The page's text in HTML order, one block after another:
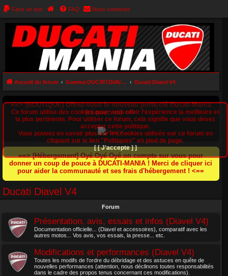
Faire un don FAQ Nous contacter
Accueil du forum Gamme DUCATI DIAVEL (Diavel 1200 / Diavel 1260 / XDiavel 1260 / Diavel V4) Ducati Diavel V4
==> [BOUTIQUE] Offrez-vous le nouveau porte-clé Ducati-Mania
(cliquez ici) <==
==> [Hébergement] Oyé Oyé Oyé on compte sur vous pour
donner un coup de pouce à DUCATI-MANIA ! Merci de cliquer ici
pour aider la communauté et ses frais d'hébergement ! <==
Ducati Diavel V4
Forum
Présentation, avis, essais et infos (Diavel V4)
Documentation officielle... (Diavel et accessoires), comparatif avec les
autres motos... Vos avis, vos essais, la presse... etc.
Modifications et performances (Diavel V4)
Toutes les modifs de l'ordre du débridage et des astuces en quête de
nouvelles performances (attention, nous déclinons toutes responsabilités
dans le cadre des propos tenus concernant ces modifications).
Ce forum utilise des cookies pour vous offrir l‘expérience la meilleure et
la plus pertinente. Pour utiliser ce forum, cela signifie que vous devez
accepter cette politique.
Vous pouvez en savoir plus sur les cookies utilisés sur ce forum en
cliquant sur le lien "Politiques" en pied de page.
[ [ J’accepte ] ]